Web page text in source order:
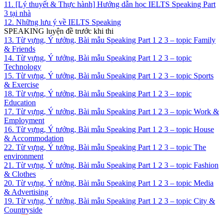
11. [Lý thuyết & Thực hành] Hướng dẫn học IELTS Speaking Part
3 tại nhà
12. Những lưu ý về IELTS Speaking
SPEAKING luyện đề trước khi thi
13. Từ vựng, Ý tưởng, Bài mẫu Speaking Part 1 2 3 – topic Family
& Friends
14. Từ vựng, Ý tưởng, Bài mẫu Speaking Part 1 2 3 – topic
Technology
15. Từ vựng, Ý tưởng, Bài mẫu Speaking Part 1 2 3 – topic Sports
& Exercise
18. Từ vựng, Ý tưởng, Bài mẫu Speaking Part 1 2 3 – topic
Education
17. Từ vựng, Ý tưởng, Bài mẫu Speaking Part 1 2 3 – topic Work &
Employment
16. Từ vựng, Ý tưởng, Bài mẫu Speaking Part 1 2 3 – topic House
& Accommodation
22. Từ vựng, Ý tưởng, Bài mẫu Speaking Part 1 2 3 – topic The
environment
21. Từ vựng, Ý tưởng, Bài mẫu Speaking Part 1 2 3 – topic Fashion
& Clothes
20. Từ vựng, Ý tưởng, Bài mẫu Speaking Part 1 2 3 – topic Media
& Advertising
19. Từ vựng, Ý tưởng, Bài mẫu Speaking Part 1 2 3 – topic City &
Countryside